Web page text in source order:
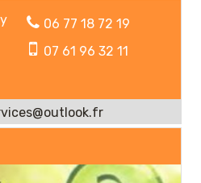
06 77 18 72 19
07 61 96 32 11